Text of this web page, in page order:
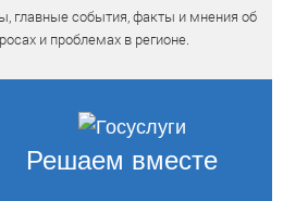
главные события, факты и мнения об
и проблемах в регионе.
Решаем вместе